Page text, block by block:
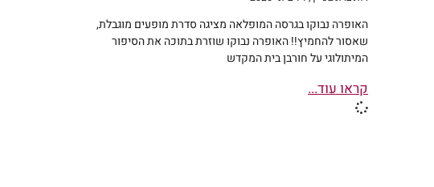
האופרה נבוקו בגרסה המופלאה מציגה סדרת מופעים מוגבלת,
שאסור להחמיץ!! האופרה נבוקו שוזרת בתוכה את הסיפור
המיתולוגי על חורבן בית המקדש
קראו עוד...